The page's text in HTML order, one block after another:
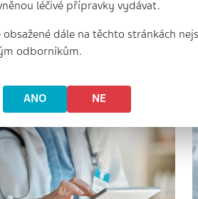
Světové zdravotnické
(WHO) celosvětově trpí
přibližně 1,13 miliardy
přičemž optimální
nemocných.…
léčivé přípravky vydávat.
dále na těchto stránkách
odborníkům.
ANO NE